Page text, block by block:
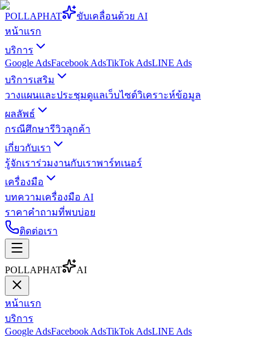
POLLAPHAT
ขับเคลื่อนด้วย AI
หน้าแรก
บริการ
Google AdsFacebook AdsTikTok AdsLINE Ads
บริการเสริม
วางแผนและประชุมดูแลเว็บไซต์วิเคราะห์ข้อมูล
ผลลัพธ์
กรณีศึกษารีวิวลูกค้า
เกี่ยวกับเรา
รู้จักเราร่วมงานกับเราพาร์ทเนอร์
เครื่องมือ
บทความเครื่องมือ AI
ราคาคำถามที่พบบ่อย
ติดต่อเรา
POLLAPHAT AI
หน้าแรก
บริการ
Google AdsFacebook AdsTikTok AdsLINE Ads